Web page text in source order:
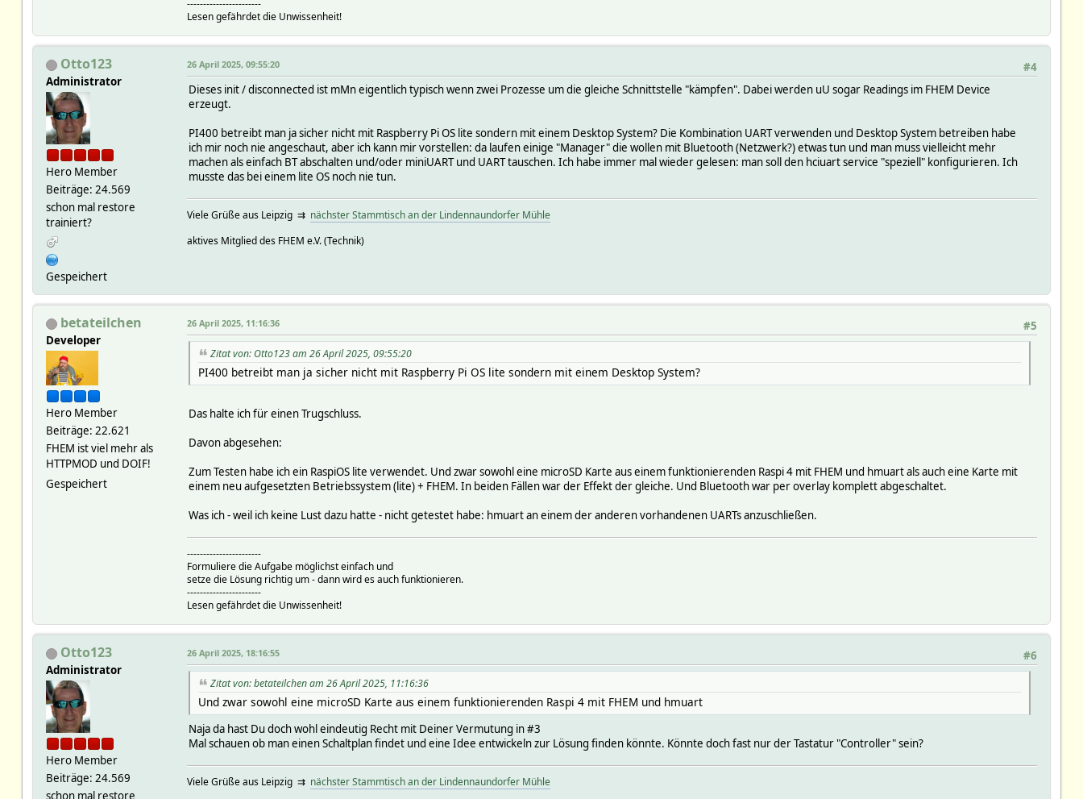
-----------------------
Lesen gefährdet die Unwissenheit!
Otto123
Administrator
Hero Member
Beiträge: 24.569
schon mal restore
trainiert?
Gespeichert
#4
26 April 2025, 09:55:20
Dieses init / disconnected ist mMn eigentlich typisch wenn zwei Prozesse um die gleiche Schnittstelle "kämpfen". Dabei werden uU sogar Readings im FHEM Device
erzeugt.
PI400 betreibt man ja sicher nicht mit Raspberry Pi OS lite sondern mit einem Desktop System? Die Kombination UART verwenden und Desktop System betreiben habe
ich mir noch nie angeschaut, aber ich kann mir vorstellen: da laufen einige "Manager" die wollen mit Bluetooth (Netzwerk?) etwas tun und man muss vielleicht mehr
machen als einfach BT abschalten und/oder miniUART und UART tauschen. Ich habe immer mal wieder gelesen: man soll den hciuart service "speziell" konfigurieren. Ich
musste das bei einem lite OS noch nie tun.
Viele Grüße aus Leipzig ⇉ nächster Stammtisch an der Lindennaundorfer Mühle
aktives Mitglied des FHEM e.V. (Technik)
betateilchen
Developer
Hero Member
Beiträge: 22.621
FHEM ist viel mehr als
HTTPMOD und DOIF!
Gespeichert
#5
26 April 2025, 11:16:36
Zitat von: Otto123 am 26 April 2025, 09:55:20
PI400 betreibt man ja sicher nicht mit Raspberry Pi OS lite sondern mit einem Desktop System?
Das halte ich für einen Trugschluss.
Davon abgesehen:
Zum Testen habe ich ein RaspiOS lite verwendet. Und zwar sowohl eine microSD Karte aus einem funktionierenden Raspi 4 mit FHEM und hmuart als auch eine Karte mit
einem neu aufgesetzten Betriebssystem (lite) + FHEM. In beiden Fällen war der Effekt der gleiche. Und Bluetooth war per overlay komplett abgeschaltet.
Was ich - weil ich keine Lust dazu hatte - nicht getestet habe: hmuart an einem der anderen vorhandenen UARTs anzuschließen.
-----------------------
Formuliere die Aufgabe möglichst einfach und
setze die Lösung richtig um - dann wird es auch funktionieren.
-----------------------
Lesen gefährdet die Unwissenheit!
Otto123
Administrator
Hero Member
Beiträge: 24.569
schon mal restore
#6
26 April 2025, 18:16:55
Zitat von: betateilchen am 26 April 2025, 11:16:36
Und zwar sowohl eine microSD Karte aus einem funktionierenden Raspi 4 mit FHEM und hmuart
Naja da hast Du doch wohl eindeutig Recht mit Deiner Vermutung in #3
Mal schauen ob man einen Schaltplan findet und eine Idee entwickeln zur Lösung finden könnte. Könnte doch fast nur der Tastatur "Controller" sein?
Viele Grüße aus Leipzig ⇉ nächster Stammtisch an der Lindennaundorfer Mühle